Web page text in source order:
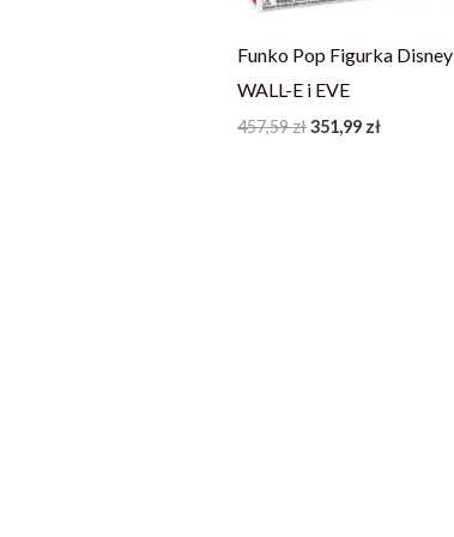
Funko Pop Figurka Disney
WALL-E i EVE
457,59zł351,99 zł